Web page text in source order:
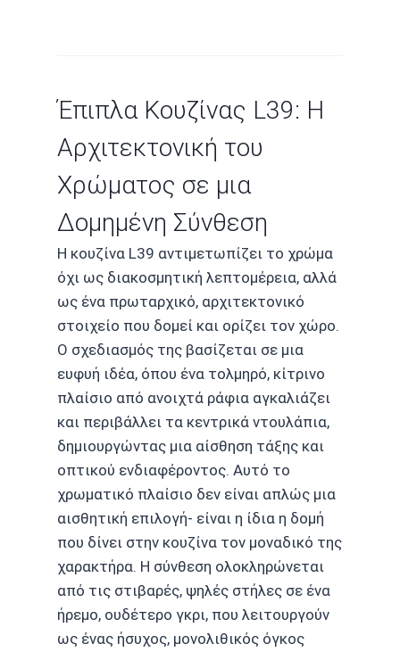
Έπιπλα Κουζίνας L39: Η
Αρχιτεκτονική του
Χρώματος σε μια
Δομημένη Σύνθεση
Η κουζίνα L39 αντιμετωπίζει το χρώμα
όχι ως διακοσμητική λεπτομέρεια, αλλά
ως ένα πρωταρχικό, αρχιτεκτονικό
στοιχείο που δομεί και ορίζει τον χώρο.
Ο σχεδιασμός της βασίζεται σε μια
ευφυή ιδέα, όπου ένα τολμηρό, κίτρινο
πλαίσιο από ανοιχτά ράφια αγκαλιάζει
και περιβάλλει τα κεντρικά ντουλάπια,
δημιουργώντας μια αίσθηση τάξης και
οπτικού ενδιαφέροντος. Αυτό το
χρωματικό πλαίσιο δεν είναι απλώς μια
αισθητική επιλογή- είναι η ίδια η δομή
που δίνει στην κουζίνα τον μοναδικό της
χαρακτήρα. Η σύνθεση ολοκληρώνεται
από τις στιβαρές, ψηλές στήλες σε ένα
ήρεμο, ουδέτερο γκρι, που λειτουργούν
ως ένας ήσυχος, μονολιθικός όγκος